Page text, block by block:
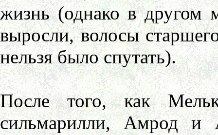
жизнь (однако в другом
выросли, волосы
нельзя было спутать).
После того, как
сильмарилли, Амрод и